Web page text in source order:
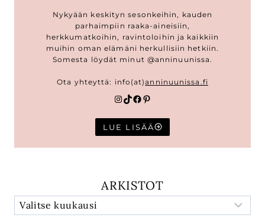
Nykyään keskityn sesonkeihin, kauden
parhaimpiin raaka-aineisiin,
herkkumatkoihin, ravintoloihin ja kaikkiin
muihin oman elämäni herkullisiin hetkiin.
Somesta löydät minut @anninuunissa.
Ota yhteyttä: info(at)anninuunissa.fi
Instagram
TikTok
Facebook
Pinterest
LUE LISÄÄ
ARKISTOT